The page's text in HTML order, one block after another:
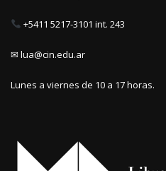
+5411 5217-3101 int. 243
✉ lua@cin.edu.ar
Lunes a viernes de 10 a 17 horas.